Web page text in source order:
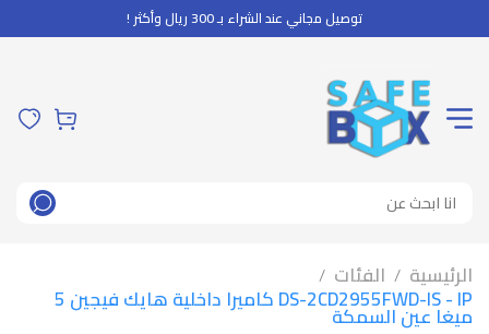
توصيل مجاني عند الشراء بـ 300 ريال وأكثر !
الرئيسية / الفئات /
DS-2CD2955FWD-IS - IP كاميرا داخلية هايك فيجين 5 ميغا عين السمكة